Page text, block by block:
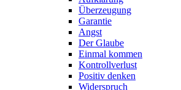
Überzeugung
Garantie
Angst
Der Glaube
Einmal kommen
Kontrollverlust
Positiv denken
Widerspruch